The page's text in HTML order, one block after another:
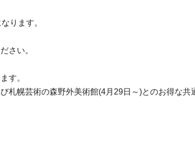
ります。
さい。
す。
札幌芸術の森野外美術館(4月29日～)とのお得な共